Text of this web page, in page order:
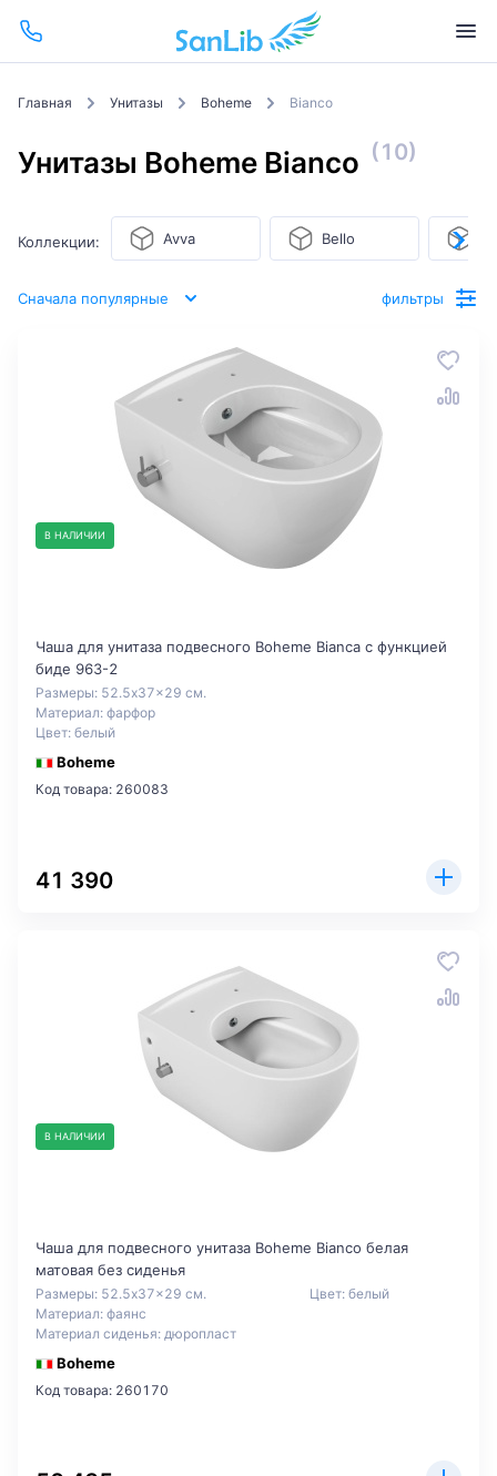
Главная Унитазы Boheme Bianco
Унитазы Boheme Bianco (10)
Коллекции: Avva Bello
Сначала популярные фильтры
В НАЛИЧИИ
Чаша для унитаза подвесного Boheme Bianca с функцией
биде 963-2
Размеры: 52.5x37x29 см.
Материал: фарфор
Цвет: белый
Boheme
Код товара: 260083
41 390
В НАЛИЧИИ
Чаша для подвесного унитаза Boheme Bianco белая
матовая без сиденья
Размеры: 52.5x37x29 см.
Материал: фаянс
Материал сиденья: дюропласт
Цвет: белый
Boheme
Код товара: 260170